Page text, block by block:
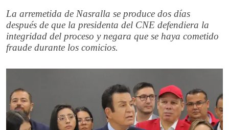
La arremetida de Nasralla se produce dos días
después de que la presidenta del CNE defendiera la
integridad del proceso y negara que se haya cometido
fraude durante los comicios.